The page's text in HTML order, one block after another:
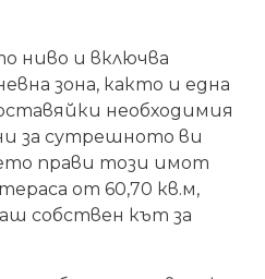
ниво и включва
зона, както и една
необходимия
за сутрешното ви
прави този имот
от 60,70 кв.м,
собствен кът за